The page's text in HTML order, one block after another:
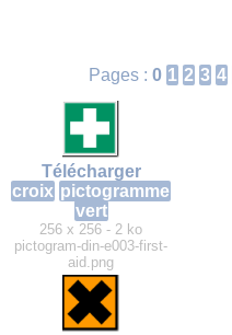
Pages : 0 1 2 3 4
Télécharger
croix pictogramme
vert
256 x 256 - 2 ko
pictogram-din-e003-first-
aid.png